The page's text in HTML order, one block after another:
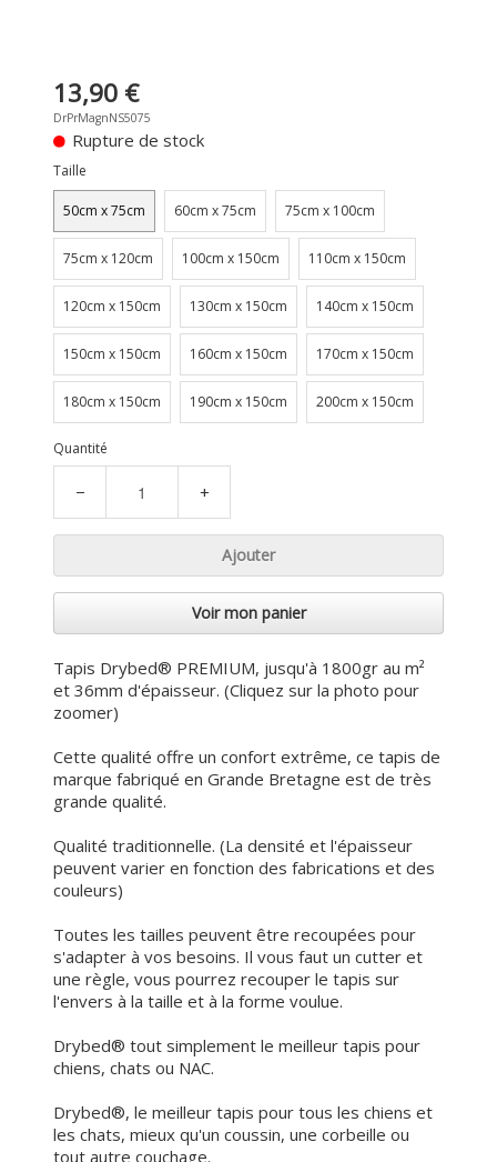
13,90 €
DrPrMagnNS5075
Rupture de stock
Taille
50cm x 75cm 60cm x 75cm 75cm x 100cm
75cm x 120cm 100cm x 150cm 110cm x 150cm
120cm x 150cm 130cm x 150cm 140cm x 150cm
150cm x 150cm 160cm x 150cm 170cm x 150cm
180cm x 150cm 190cm x 150cm 200cm x 150cm
Quantité
− +
Ajouter
Voir mon panier
Tapis Drybed® PREMIUM, jusqu'à 1800gr au m²
et 36mm d'épaisseur. (Cliquez sur la photo pour
zoomer)
Cette qualité offre un confort extrême, ce tapis de
marque fabriqué en Grande Bretagne est de très
grande qualité.
Qualité traditionnelle. (La densité et l'épaisseur
peuvent varier en fonction des fabrications et des
couleurs)
Toutes les tailles peuvent être recoupées pour
s'adapter à vos besoins. Il vous faut un cutter et
une règle, vous pourrez recouper le tapis sur
l'envers à la taille et à la forme voulue.
Drybed® tout simplement le meilleur tapis pour
chiens, chats ou NAC.
Drybed®, le meilleur tapis pour tous les chiens et
les chats, mieux qu'un coussin, une corbeille ou
tout autre couchage.